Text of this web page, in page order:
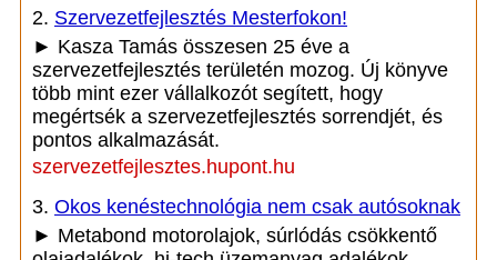
2. Szervezetfejlesztés Mesterfokon!
► Kasza Tamás összesen 25 éve a
szervezetfejlesztés területén mozog. Új könyve
több mint ezer vállalkozót segített, hogy
megértsék a szervezetfejlesztés sorrendjét, és
pontos alkalmazását.
szervezetfejlesztes.hupont.hu
3. Okos kenéstechnológia nem csak autósoknak
► Metabond motorolajok, súrlódás csökkentő